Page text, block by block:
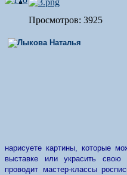
Просмотров: 3925
нарисуете картины, которые
выставке или украсить свою
проводит мастер-классы